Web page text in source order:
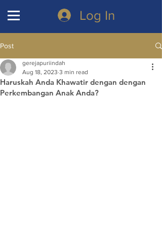
Log In
Post
Haruskah Anda Khawatir dengan dengan
Perkembangan Anak Anda?
gerejapuriindah
Aug 18, 2023 3 min read